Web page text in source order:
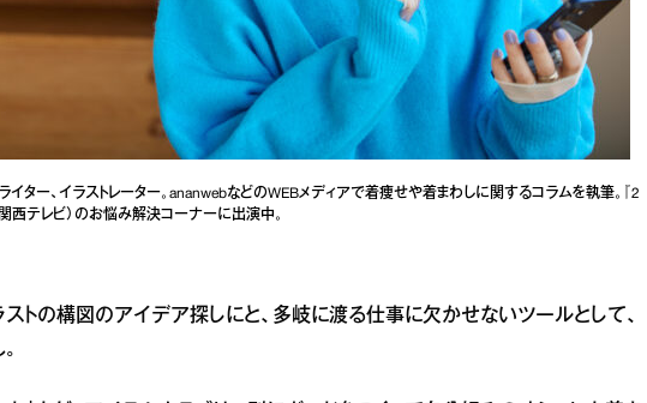
イター、イラストレーター。ananwebなどのWEBメディアで着痩せや着まわしに関するコラムを執筆。『2
西テレビ）のお悩み解決コーナーに出演中。
ストの構図のアイデア探しにと、多岐に渡る仕事に欠かせないツールとして、